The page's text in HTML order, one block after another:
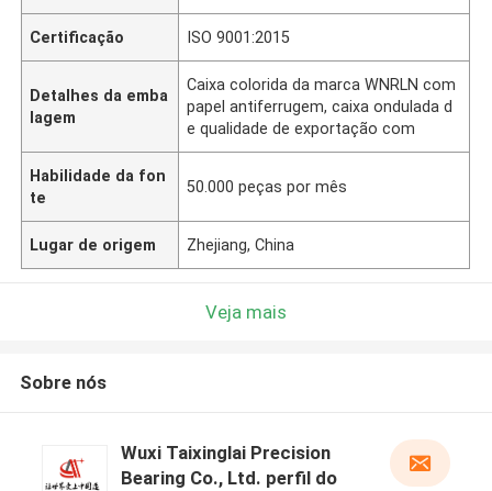
Certificação ISO 9001:2015
Detalhes da emba
lagem
Caixa colorida da marca WNRLN com
papel antiferrugem, caixa ondulada d
e qualidade de exportação com
Habilidade da fon
te
50.000 peças por mês
Lugar de origem Zhejiang, China
Veja mais
Sobre nós
Wuxi Taixinglai Precision
Bearing Co., Ltd. perfil do